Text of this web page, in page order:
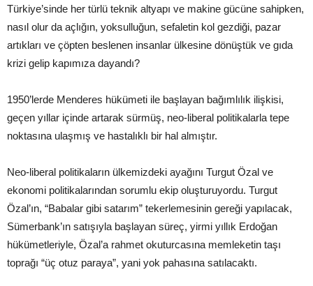
Türkiye’sinde her türlü teknik altyapı ve makine gücüne sahipken,
nasıl olur da açlığın, yoksulluğun, sefaletin kol gezdiği, pazar
artıkları ve çöpten beslenen insanlar ülkesine dönüştük ve gıda
krizi gelip kapımıza dayandı?
1950’lerde Menderes hükümeti ile başlayan bağımlılık ilişkisi,
geçen yıllar içinde artarak sürmüş, neo-liberal politikalarla tepe
noktasına ulaşmış ve hastalıklı bir hal almıştır.
Neo-liberal politikaların ülkemizdeki ayağını Turgut Özal ve
ekonomi politikalarından sorumlu ekip oluşturuyordu. Turgut
Özal’ın, “Babalar gibi satarım” tekerlemesinin gereği yapılacak,
Sümerbank’ın satışıyla başlayan süreç, yirmi yıllık Erdoğan
hükümetleriyle, Özal’a rahmet okuturcasına memleketin taşı
toprağı “üç otuz paraya”, yani yok pahasına satılacaktı.